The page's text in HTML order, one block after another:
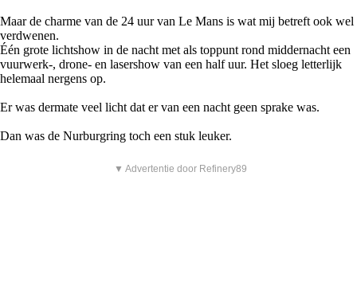
Maar de charme van de 24 uur van Le Mans is wat mij betreft ook wel
verdwenen.
Één grote lichtshow in de nacht met als toppunt rond middernacht een
vuurwerk-, drone- en lasershow van een half uur. Het sloeg letterlijk
helemaal nergens op.
Er was dermate veel licht dat er van een nacht geen sprake was.
Dan was de Nurburgring toch een stuk leuker.
▼ Advertentie door Refinery89